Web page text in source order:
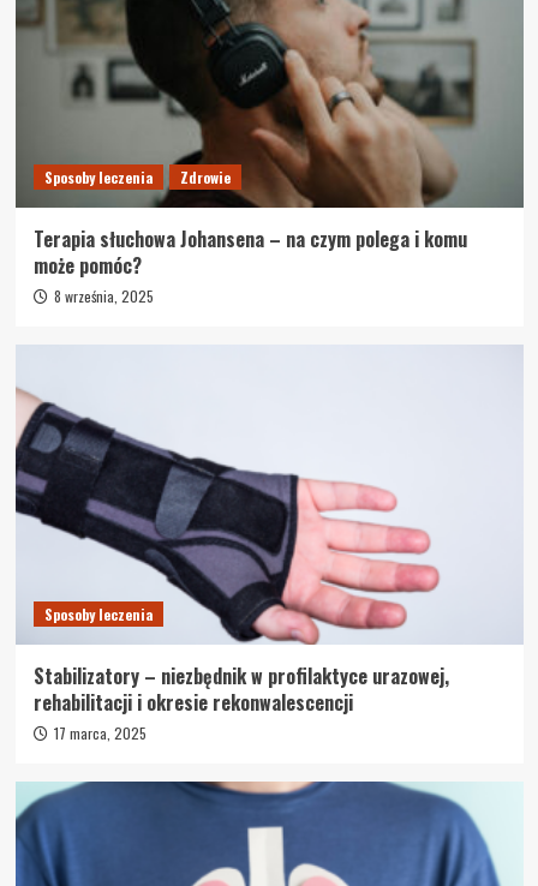
Sposoby leczenia Zdrowie
Terapia słuchowa Johansena – na czym polega i komu
może pomóc?
8 września, 2025
Sposoby leczenia
Stabilizatory – niezbędnik w profilaktyce urazowej,
rehabilitacji i okresie rekonwalescencji
17 marca, 2025